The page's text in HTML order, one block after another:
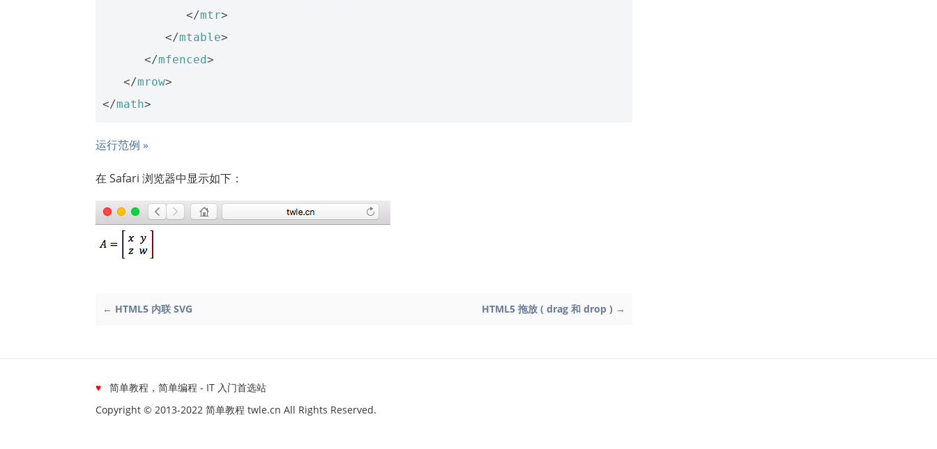
</mtr>
</mtable>
</mfenced>
</mrow>
</math>
运行范例 »
在 Safari 浏览器中显示如下：
← HTML5 内联 SVG HTML5 拖放 ( drag 和 drop ) →
♥ 简单教程，简单编程 - IT 入门首选站
Copyright © 2013-2022 简单教程 twle.cn All Rights Reserved.